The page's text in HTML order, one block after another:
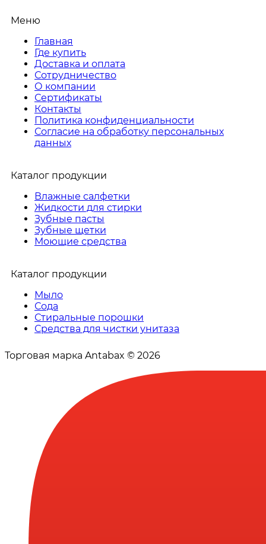
Меню
Главная
Где купить
Доставка и оплата
Сотрудничество
О компании
Сертификаты
Контакты
Политика конфиденциальности
Согласие на обработку персональных
данных
Каталог продукции
Влажные салфетки
Жидкости для стирки
Зубные пасты
Зубные щетки
Моющие средства
Каталог продукции
Мыло
Сода
Стиральные порошки
Средства для чистки унитаза
Торговая марка Antabax © 2026